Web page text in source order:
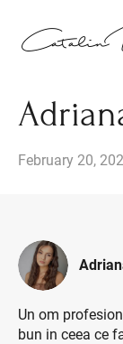
February 20,
Un om
bun in ceea ce